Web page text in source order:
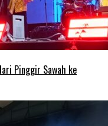
Pinggir Sawah ke